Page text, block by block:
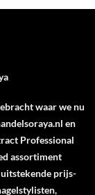
waar we nu
en
Professional
assortiment
prijs-